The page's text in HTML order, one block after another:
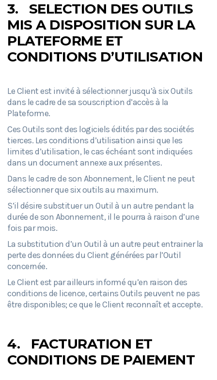
3.
SELECTION DES OUTILS
MIS A DISPOSITION SUR LA
PLATEFORME ET
CONDITIONS D’UTILISATION
Le Client est invité à sélectionner jusqu’à six Outils
dans le cadre de sa souscription d’accès à la
Plateforme.
Ces Outils sont des logiciels édités par des sociétés
tierces. Les conditions d’utilisation ainsi que les
limites d’utilisation, le cas échéant sont indiquées
dans un document annexe aux présentes.
Dans le cadre de son Abonnement, le Client ne peut
sélectionner que six outils au maximum.
S’il désire substituer un Outil à un autre pendant la
durée de son Abonnement, il le pourra à raison d’une
fois par mois.
La substitution d’un Outil à un autre peut entrainer la
perte des données du Client générées par l’Outil
concernée.
Le Client est par ailleurs informé qu’en raison des
conditions de licence, certains Outils peuvent ne pas
être disponibles; ce que le Client reconnaît et accepte.
4.
FACTURATION ET
CONDITIONS DE PAIEMENT